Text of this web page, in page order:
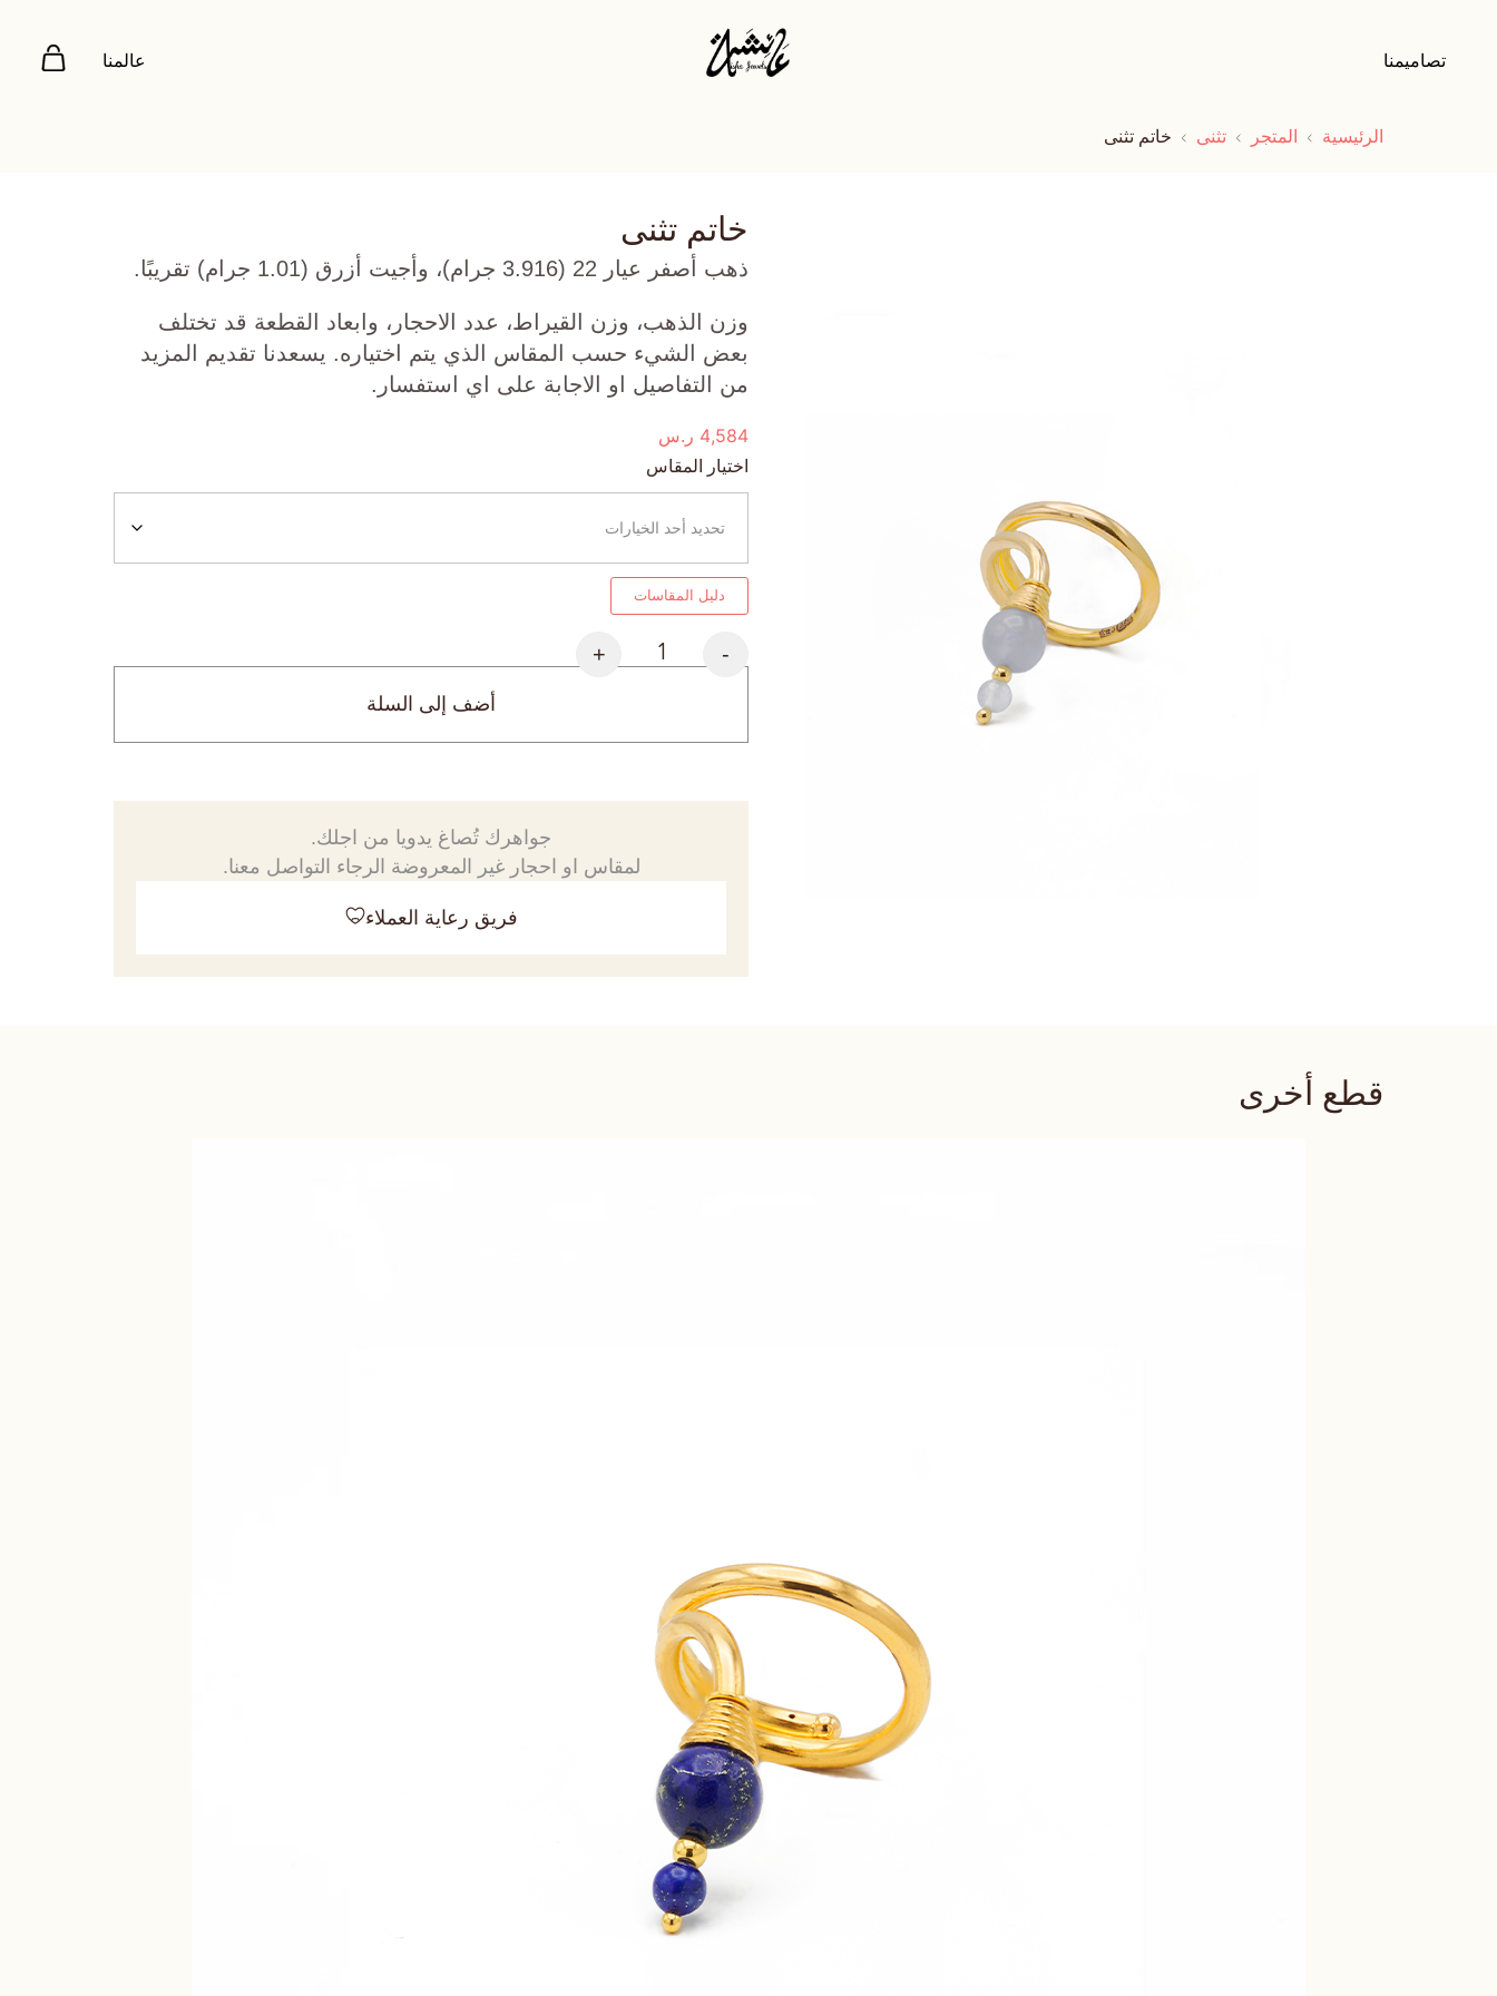
تصاميمنا عالمنا
الرئيسية المتجر تثنى خاتم تثنى
خاتم تثنى
ذهب أصفر عيار 22 (3.916 جرام)، وأجيت أزرق (1.01 جرام) تقريبًا.
وزن الذهب، وزن القيراط، عدد الاحجار، وابعاد القطعة قد تختلف
بعض الشيء حسب المقاس الذي يتم اختياره. يسعدنا تقديم المزيد
من التفاصيل او الاجابة على اي استفسار.
4,584 ر.س
اختيار المقاس
دليل المقاسات
-
+
أضف إلى السلة
جواهرك تُصاغ يدويا من اجلك.
لمقاس او احجار غير المعروضة الرجاء التواصل معنا.
فريق رعاية العملاء
قطع أخرى